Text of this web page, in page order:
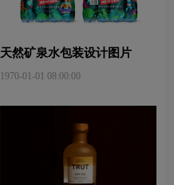
天然矿泉水包装设计图片
1970-01-01 08:00:00